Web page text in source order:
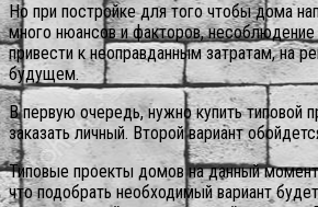
Но при постройке для того чтобы дома
много нюансов и факторов,
привести к неоправданным затратам, на
будущем.
В первую очередь, нужно купить типовой
заказать личный. Второй вариант
Типовые проекты домов на данный
что подобрать необходимый вариант